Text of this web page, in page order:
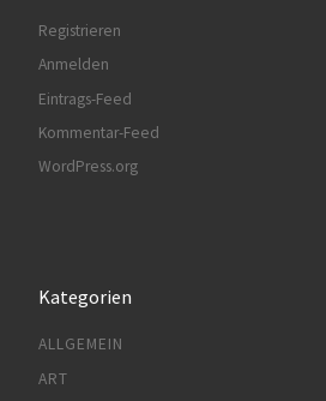
Registrieren
Anmelden
Eintrags-Feed
Kommentar-Feed
WordPress.org
Kategorien
ALLGEMEIN
ART